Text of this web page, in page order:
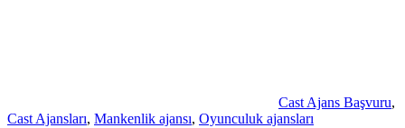
Cast Ajans Başvuru,
Cast Ajansları, Mankenlik ajansı, Oyunculuk ajansları